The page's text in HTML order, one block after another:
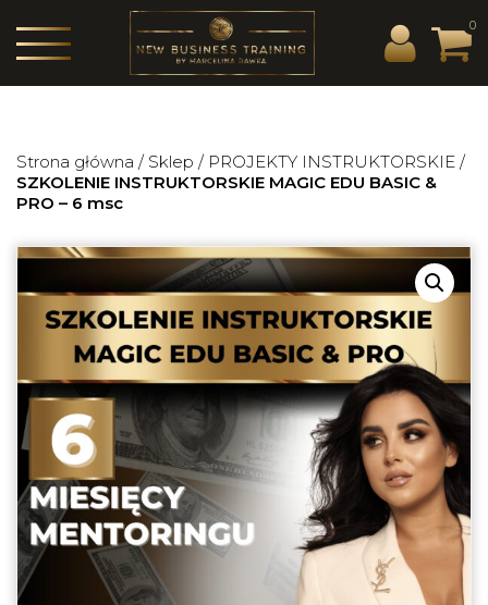
0
Strona główna / Sklep / PROJEKTY INSTRUKTORSKIE /
SZKOLENIE INSTRUKTORSKIE MAGIC EDU BASIC &
PRO – 6 msc